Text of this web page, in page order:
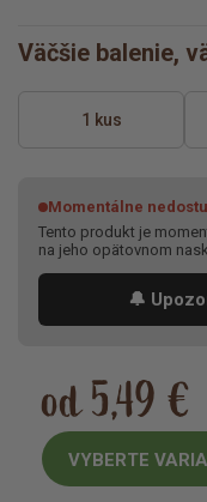
Väčšie balenie,
1 kus
Momentálne
Tento produkt je
na jeho opätovnom
🔔
od 5,49 €
VYBERTE